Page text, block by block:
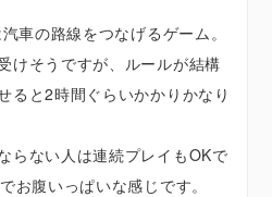
の路線をつなげるゲーム。
けそうですが、ルールが結構
ると2時間ぐらいかかりかなり
らない人は連続プレイもOKで
お腹いっぱいな感じです。